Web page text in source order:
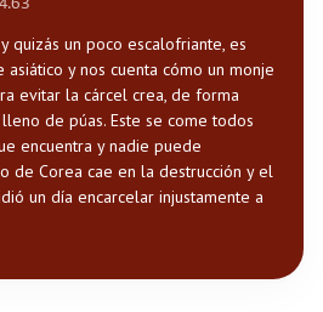
4.63
quizás un poco escalofriante, es
y nos cuenta cómo un monje
evitar la cárcel crea, de forma
de púas. Este se come todos
encuentra y nadie puede
de Corea cae en la destrucción y el
un día encarcelar injustamente a